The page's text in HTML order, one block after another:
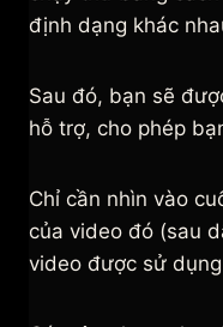
định dạng khác
Sau đó, bạn sẽ
hỗ trợ, cho phép
Chỉ cần nhìn vào
của video đó (sau
video được sử